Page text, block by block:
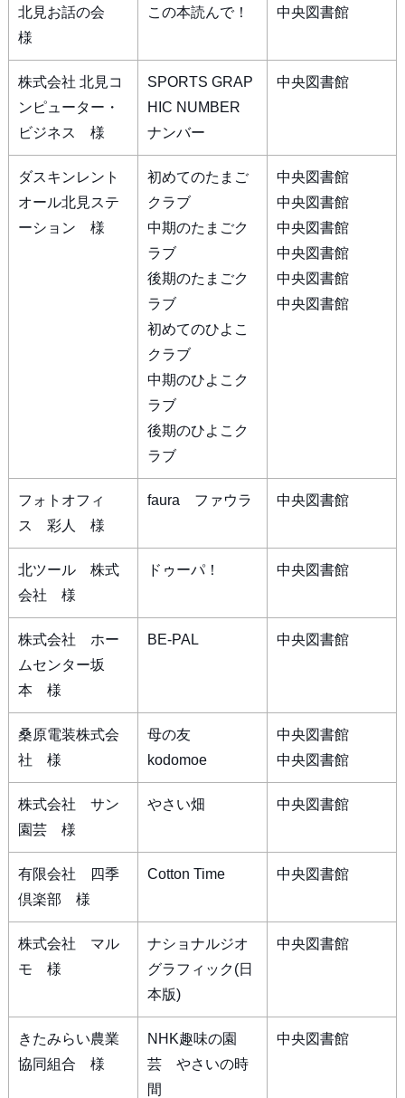
北見お話の会
様
この本読んで！ 中央図書館
株式会社 北見コ
ンピューター・
ビジネス 様
SPORTS GRAP
HIC NUMBER
ナンバー
中央図書館
ダスキンレント
オール北見ステ
ーション 様
初めてのたまご
クラブ
中期のたまごク
ラブ
後期のたまごク
ラブ
初めてのひよこ
クラブ
中期のひよこク
ラブ
後期のひよこク
ラブ
中央図書館
中央図書館
中央図書館
中央図書館
中央図書館
中央図書館
フォトオフィ
ス 彩人 様
faura ファウラ 中央図書館
北ツール 株式
会社 様
ドゥーパ！ 中央図書館
株式会社 ホー
ムセンター坂
本 様
BE-PAL 中央図書館
桑原電装株式会
社 様
母の友
kodomoe
中央図書館
中央図書館
株式会社 サン
園芸 様
やさい畑 中央図書館
有限会社 四季
倶楽部 様
Cotton Time 中央図書館
株式会社 マル
モ 様
ナショナルジオ
グラフィック(日
本版)
中央図書館
きたみらい農業
協同組合 様
NHK趣味の園
芸 やさいの時
間
中央図書館